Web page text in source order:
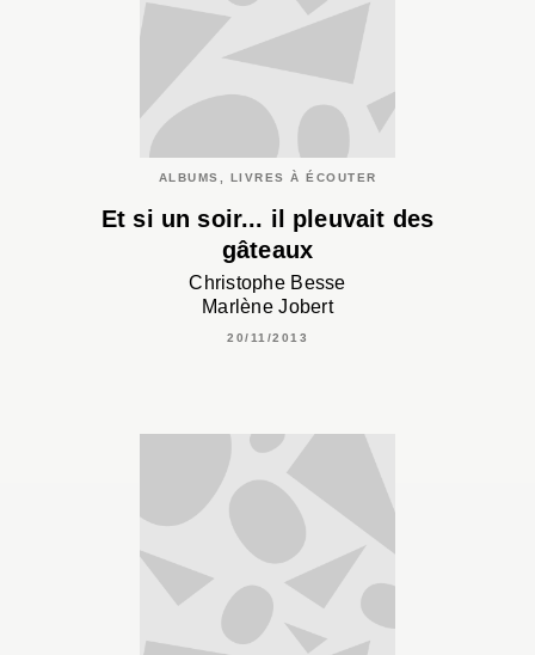
ALBUMS, LIVRES À ÉCOUTER
Et si un soir... il pleuvait des
gâteaux
Christophe Besse
Marlène Jobert
20/11/2013